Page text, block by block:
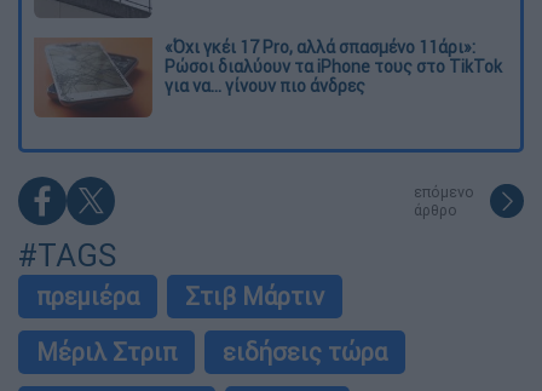
«Όχι γκέι 17 Pro, αλλά σπασμένο 11άρι»:
Ρώσοι διαλύουν τα iPhone τους στο TikTok
για να... γίνουν πιο άνδρες
επόμενο
άρθρο
#TAGS
πρεμιέρα
Στιβ Μάρτιν
Μέριλ Στριπ
ειδήσεις τώρα